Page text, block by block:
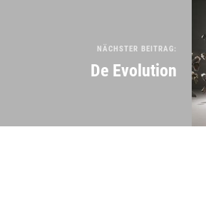
NÄCHSTER BEITRAG:
De Evolution